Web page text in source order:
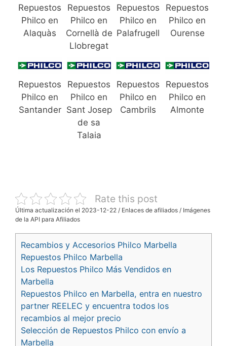
Repuestos
Philco en
Alaquàs
Repuestos
Philco en
Cornellà de
Llobregat
Repuestos
Philco en
Palafrugell
Repuestos
Philco en
Ourense
Repuestos
Philco en
Santander
Repuestos
Philco en
Sant Josep
de sa
Talaia
Repuestos
Philco en
Cambrils
Repuestos
Philco en
Almonte
Rate this post
Última actualización el 2023-12-22 / Enlaces de afiliados / Imágenes
de la API para Afiliados
Recambios y Accesorios Philco Marbella
Repuestos Philco Marbella
Los Repuestos Philco Más Vendidos en
Marbella
Repuestos Philco en Marbella, entra en nuestro
partner REELEC y encuentra todos los
recambios al mejor precio
Selección de Repuestos Philco con envío a
Marbella